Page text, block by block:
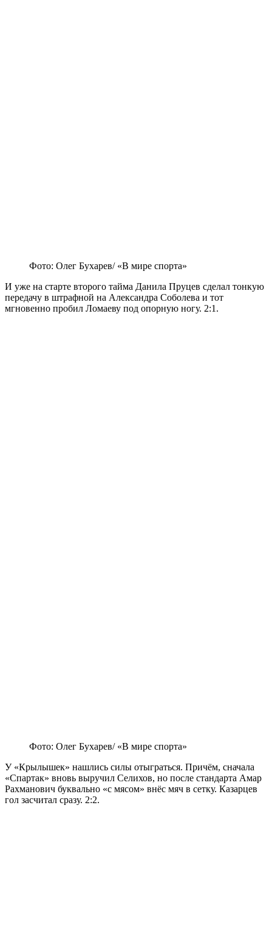
Фото: Олег Бухарев/ «В мире спорта»
И уже на старте второго тайма Данила Пруцев сделал тонкую
передачу в штрафной на Александра Соболева и тот
мгновенно пробил Ломаеву под опорную ногу. 2:1.
Фото: Олег Бухарев/ «В мире спорта»
У «Крылышек» нашлись силы отыграться. Причём, сначала
«Спартак» вновь выручил Селихов, но после стандарта Амар
Рахманович буквально «с мясом» внёс мяч в сетку. Казарцев
гол засчитал сразу. 2:2.